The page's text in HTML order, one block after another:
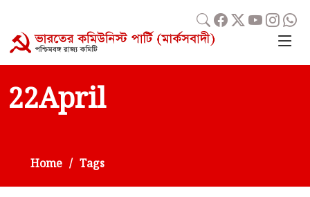
22April
Home Tags